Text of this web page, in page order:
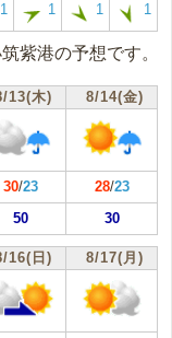
1 1 1 1
紫港の予想です。
13(木) 8/14(金)
30/23 28/23
50 30
16(日) 8/17(月)